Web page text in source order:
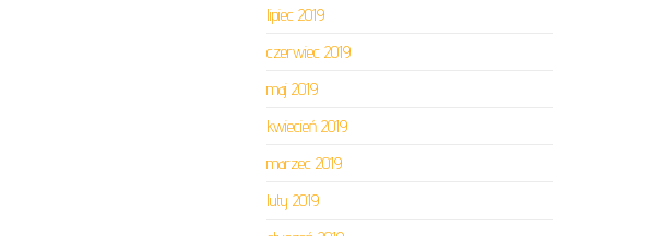
lipiec 2019
czerwiec 2019
maj 2019
kwiecień 2019
marzec 2019
luty 2019